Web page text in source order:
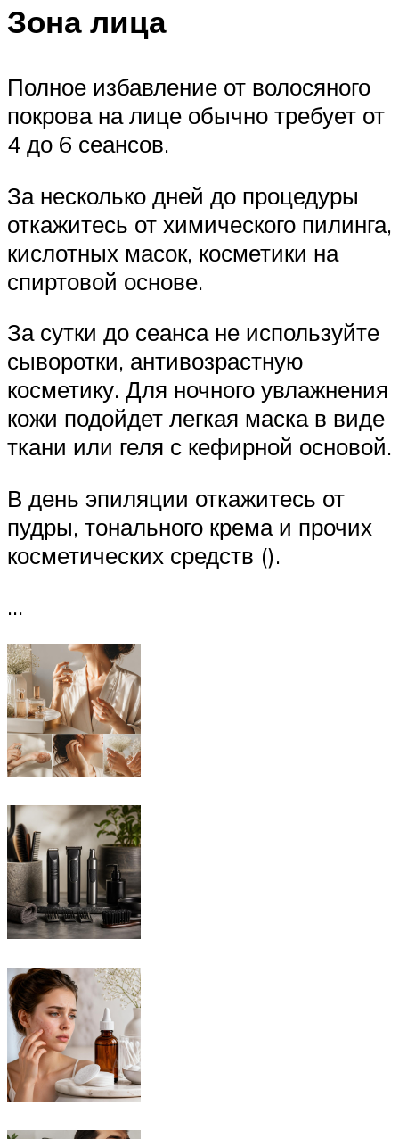
Зона лица
Полное избавление от волосяного
покрова на лице обычно требует от
4 до 6 сеансов.
За несколько дней до процедуры
откажитесь от химического пилинга,
кислотных масок, косметики на
спиртовой основе.
За сутки до сеанса не используйте
сыворотки, антивозрастную
косметику. Для ночного увлажнения
кожи подойдет легкая маска в виде
ткани или геля с кефирной основой.
В день эпиляции откажитесь от
пудры, тонального крема и прочих
косметических средств ().
…